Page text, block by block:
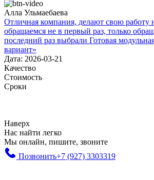
Алла Ульмаебаева
Отличная компания, делают свою работу
обращаемся не в первый раз, только
последний раз выбрали Готовая
вариант»
Дата: 2026-03-21
Качество
Стоимость
Сроки
Наверх
Нас найти легко
Мы онлайн, пишите, звоните
Позвонить+7 (927) 3303319